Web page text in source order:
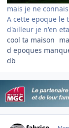
mais je ne
A cette epoque le
d'ailleur je n'en
cool ta maison
d epoques
db